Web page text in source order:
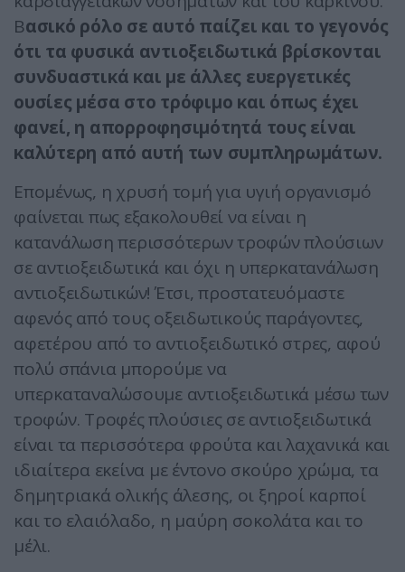
Βασικό ρόλο σε αυτό παίζει και το γεγονός
ότι τα φυσικά αντιοξειδωτικά βρίσκονται
συνδυαστικά και με άλλες ευεργετικές
ουσίες μέσα στο τρόφιμο και όπως έχει
φανεί, η απορροφησιμότητά τους είναι
καλύτερη από αυτή των συμπληρωμάτων.
Επομένως, η χρυσή τομή για υγιή οργανισμό
φαίνεται πως εξακολουθεί να είναι η
κατανάλωση περισσότερων τροφών πλούσιων
σε αντιοξειδωτικά και όχι η υπερκατανάλωση
αντιοξειδωτικών! Έτσι, προστατευόμαστε
αφενός από τους οξειδωτικούς παράγοντες,
αφετέρου από το αντιοξειδωτικό στρες, αφού
πολύ σπάνια μπορούμε να
υπερκαταναλώσουμε αντιοξειδωτικά μέσω των
τροφών. Τροφές πλούσιες σε αντιοξειδωτικά
είναι τα περισσότερα φρούτα και λαχανικά και
ιδιαίτερα εκείνα με έντονο σκούρο χρώμα, τα
δημητριακά ολικής άλεσης, οι ξηροί καρποί
και το ελαιόλαδο, η μαύρη σοκολάτα και το
μέλι.